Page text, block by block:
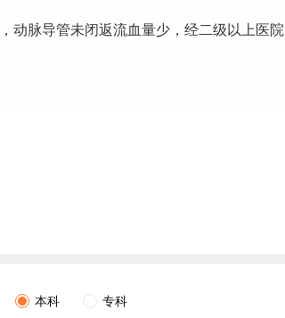
动脉导管未闭返流血量少，经二级 以上医院
性物质滥用和依赖。
本科 专科